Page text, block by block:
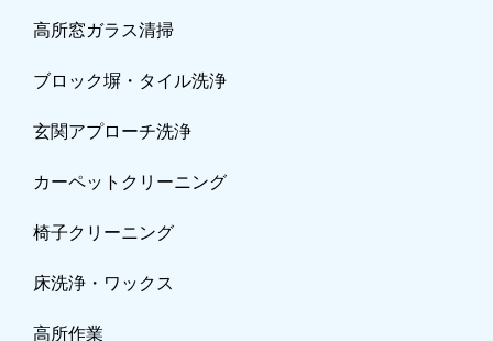
高所窓ガラス清掃
ブロック塀・タイル洗浄
玄関アプローチ洗浄
カーペットクリーニング
椅子クリーニング
床洗浄・ワックス
高所作業